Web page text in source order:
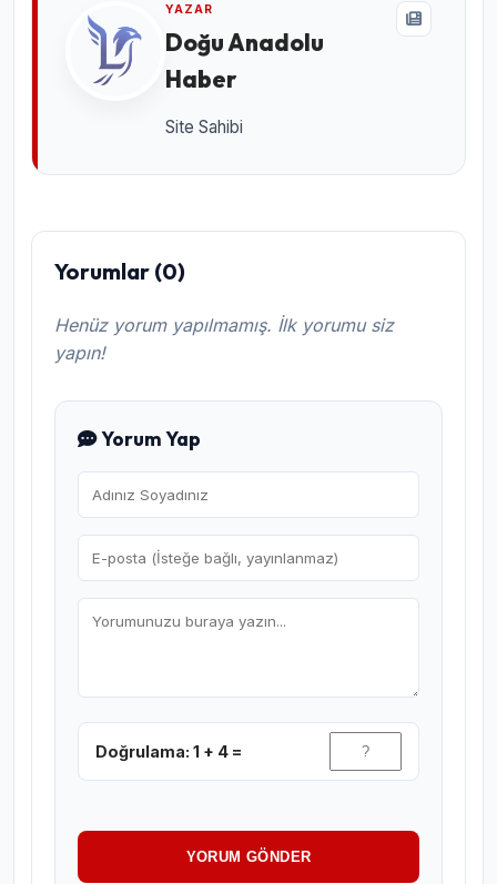
YAZAR
Doğu Anadolu
Haber
Site Sahibi
Yorumlar (0)
Henüz yorum yapılmamış. İlk yorumu siz
yapın!
Yorum Yap
Doğrulama: 1 + 4 =
YORUM GÖNDER